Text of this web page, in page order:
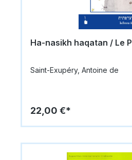
Ha-nasikh haqatan / Le
Saint-Exupéry, Antoine de
22,00 €*